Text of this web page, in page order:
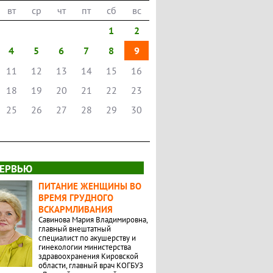
вт ср чт пт сб
вс
1
2
4
5 6 7 8
9
11
12 13 14 15
16
18
19 20 21 22
23
25
26 27 28 29 30
ПИТАНИЕ ЖЕНЩИНЫ ВО
ВРЕМЯ ГРУДНОГО
ВСКАРМЛИВАНИЯ
Савинова Мария Владимировна,
главный внештатный
специалист по акушерству и
гинекологии министерства
здравоохранения Кировской
области, главный врач КОГБУЗ